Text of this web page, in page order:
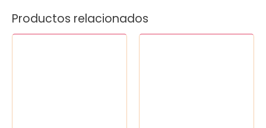
Productos relacionados